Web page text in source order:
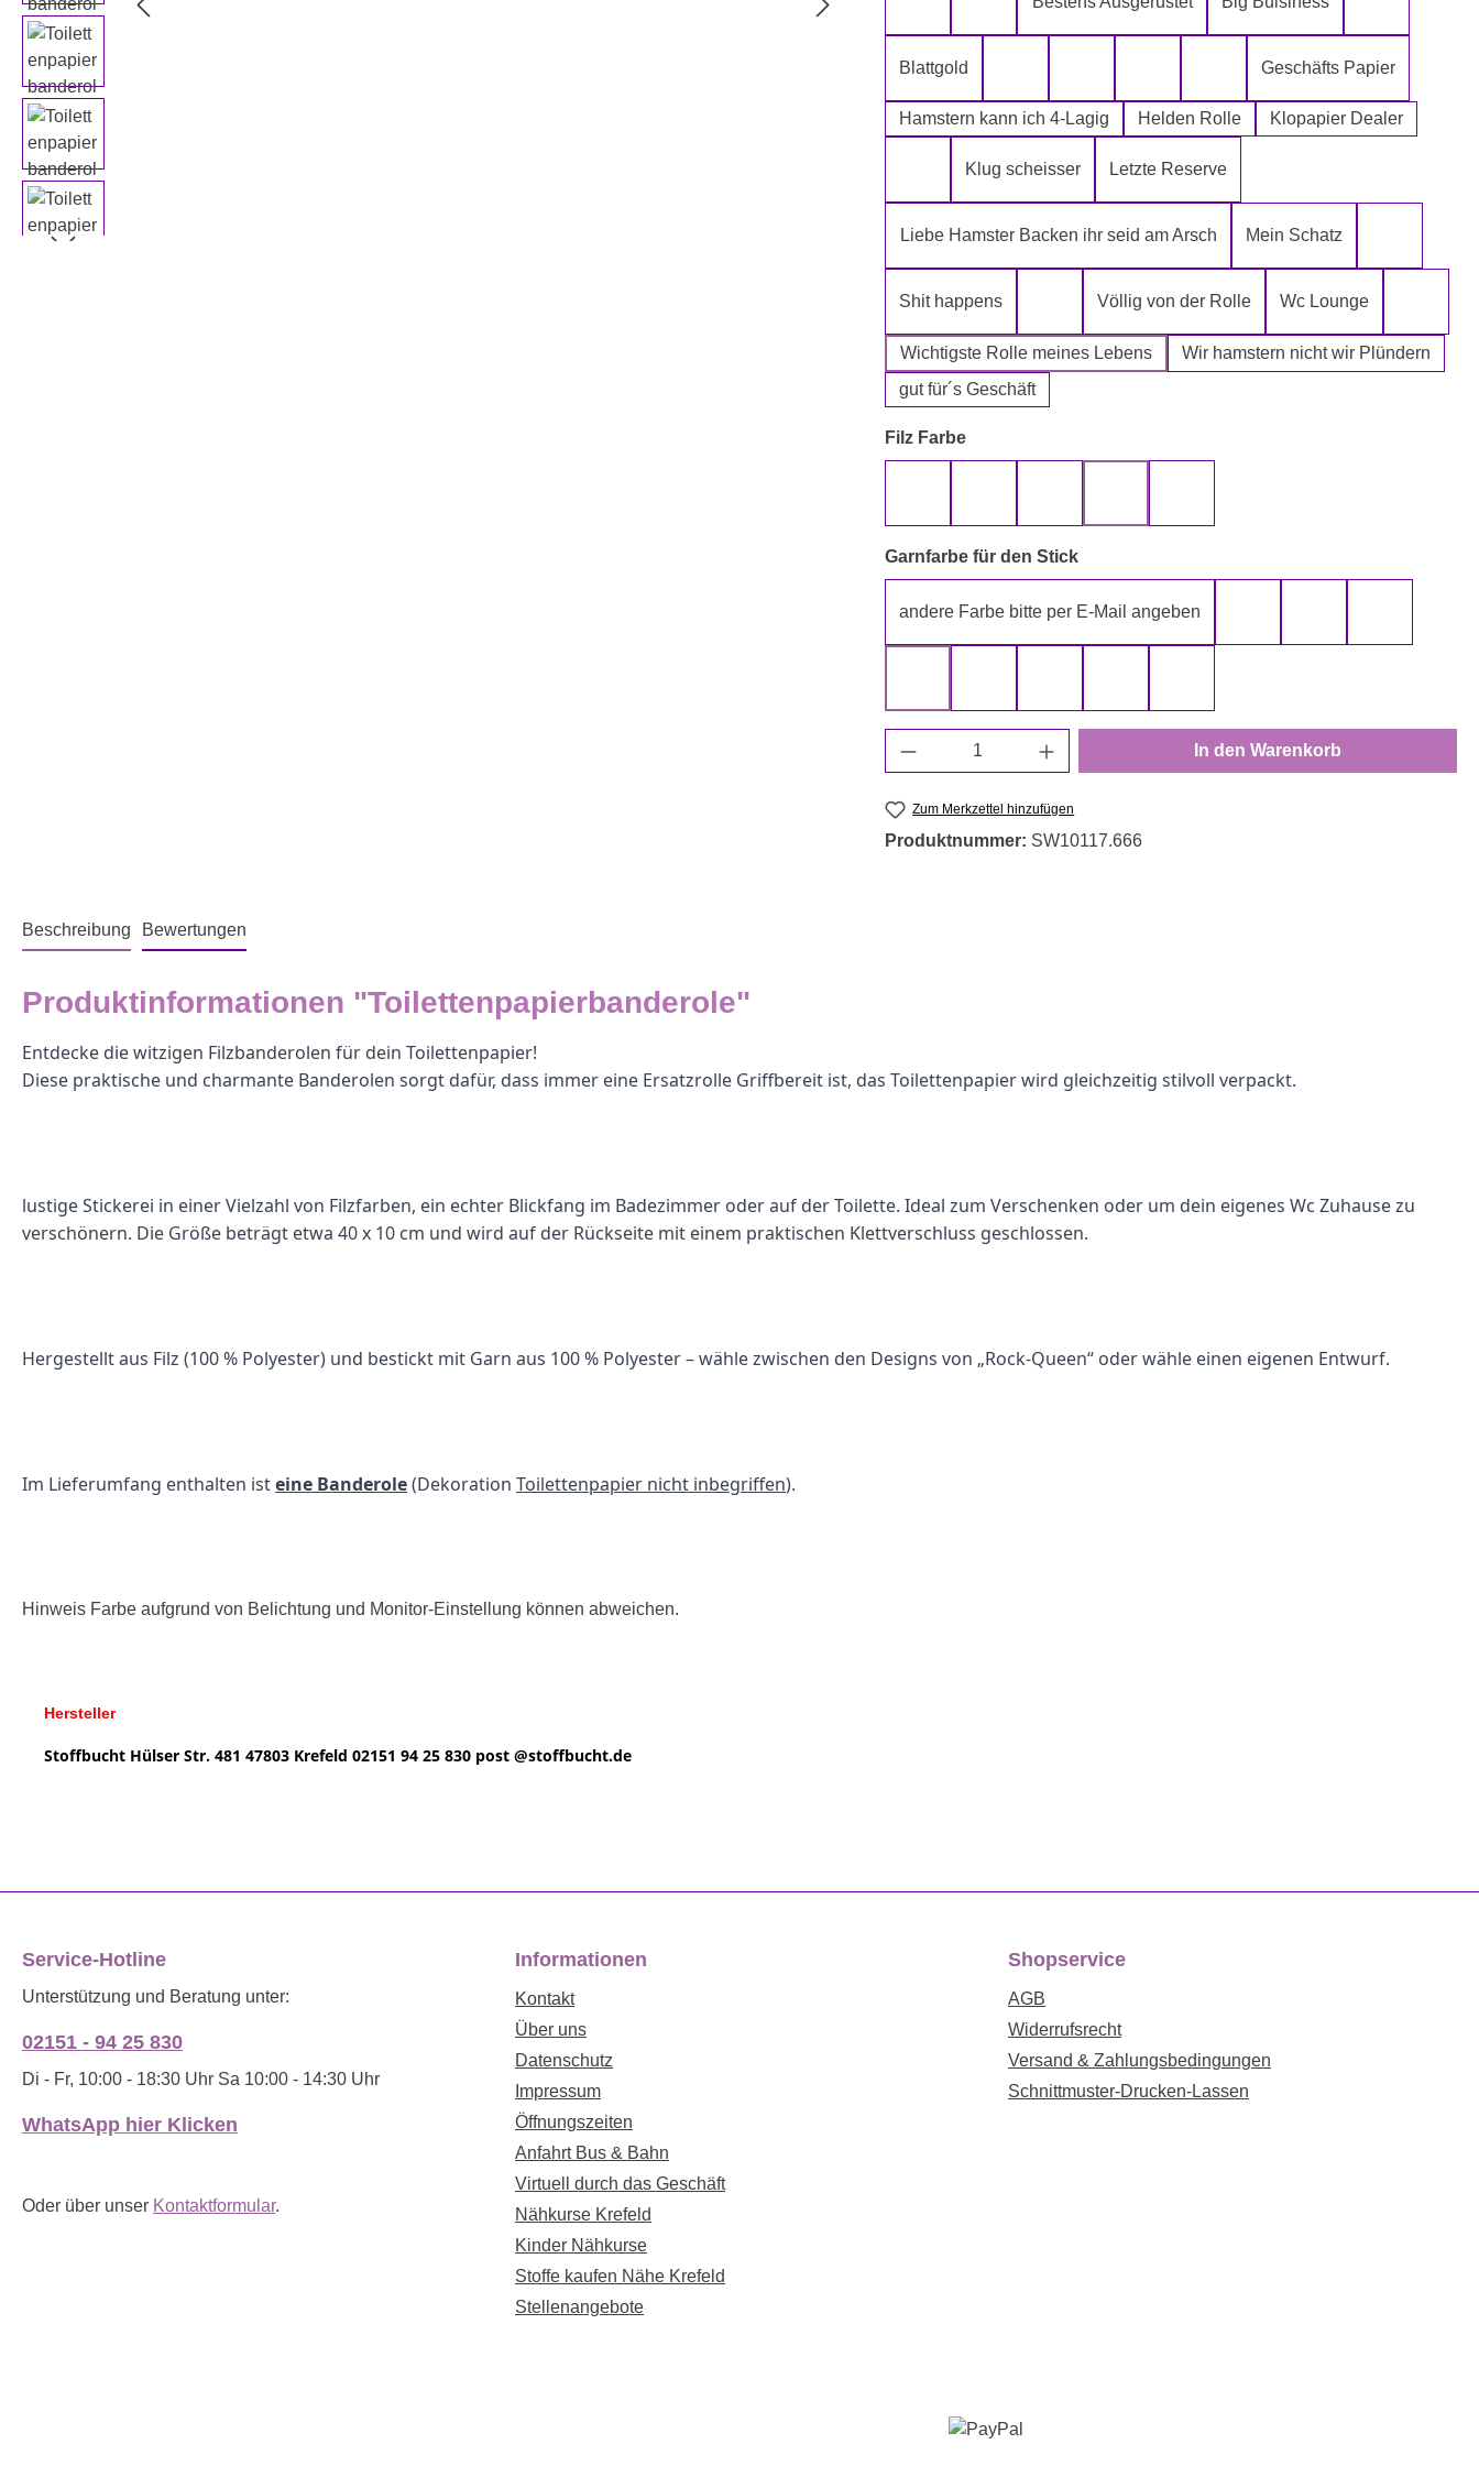
5-Lagig ich kann´s mir leisten
Alter spielt keine Rolle
Blattgold
Die letzte Rolle aus dem Regal -EGAL-
Geschäfts Papier
Hamstern kann ich 4-Lagig Helden Rolle Klopapier Dealer
Klopapier Mafia
Klug scheisser Letzte Reserve
Liebe Hamster Backen ihr seid am Arsch Mein Schatz
Shit happens
Tatort Reiniger
Völlig von der Rolle Wc Lounge
Wichtigste Rolle meines Lebens
Wir hamstern nicht wir Plündern
gut für´s Geschäft
Filz Farbeauswählen
Garnfarbe für den Stickauswählen
andere Farbe bitte per E-Mail angeben
Produkt Anzahl: Gib den gewünschten Wert ein
In den Warenkorb
Zum Merkzettel hinzufügen
Produktnummer: SW10117.666
Beschreibung Bewertungen
Produktinformationen "Toilettenpapierbanderole"
Entdecke die witzigen Filzbanderolen für dein Toilettenpapier!
Diese praktische und charmante Banderolen sorgt dafür, dass immer eine Ersatzrolle Griffbereit ist, das Toilettenpapier wird gleichzeitig stilvoll verpackt.
lustige Stickerei in einer Vielzahl von Filzfarben, ein echter Blickfang im Badezimmer oder auf der Toilette. Ideal zum Verschenken oder um dein eigenes Wc Zuhause zu
verschönern. Die Größe beträgt etwa 40 x 10 cm und wird auf der Rückseite mit einem praktischen Klettverschluss geschlossen.
Hergestellt aus Filz (100 % Polyester) und bestickt mit Garn aus 100 % Polyester – wähle zwischen den Designs von „Rock-Queen“ oder wähle einen eigenen Entwurf.
Im Lieferumfang enthalten isteine Banderole(Dekoration Toilettenpapier nicht inbegriffen).
Hinweis Farbe aufgrund von Belichtung und Monitor-Einstellung können abweichen.
Hersteller
Stoffbucht Hülser Str. 481 47803 Krefeld 02151 94 25 830 post @stoffbucht.de
Service-Hotline
Unterstützung und Beratung unter:
02151 - 94 25 830
Di - Fr, 10:00 - 18:30 Uhr Sa 10:00 - 14:30 Uhr
WhatsApp hier Klicken
Oder über unser Kontaktformular.
Informationen
Kontakt
Über uns
Datenschutz
Impressum
Öffnungszeiten
Anfahrt Bus & Bahn
Virtuell durch das Geschäft
Nähkurse Krefeld
Kinder Nähkurse
Stoffe kaufen Nähe Krefeld
Stellenangebote
Shopservice
AGB
Widerrufsrecht
Versand & Zahlungsbedingungen
Schnittmuster-Drucken-Lassen